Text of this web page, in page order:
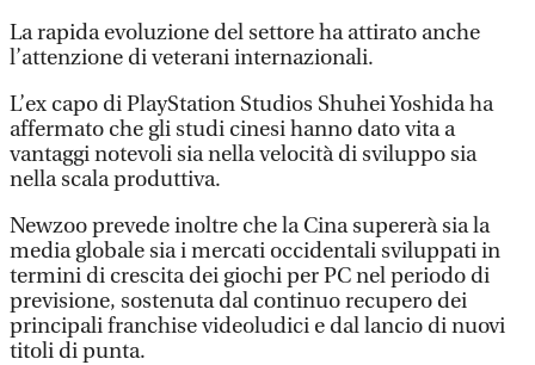
La rapida evoluzione del settore ha attirato anche
l’attenzione di veterani internazionali.
L’ex capo di PlayStation Studios Shuhei Yoshida ha
affermato che gli studi cinesi hanno dato vita a
vantaggi notevoli sia nella velocità di sviluppo sia
nella scala produttiva.
Newzoo prevede inoltre che la Cina supererà sia la
media globale sia i mercati occidentali sviluppati in
termini di crescita dei giochi per PC nel periodo di
previsione, sostenuta dal continuo recupero dei
principali franchise videoludici e dal lancio di nuovi
titoli di punta.